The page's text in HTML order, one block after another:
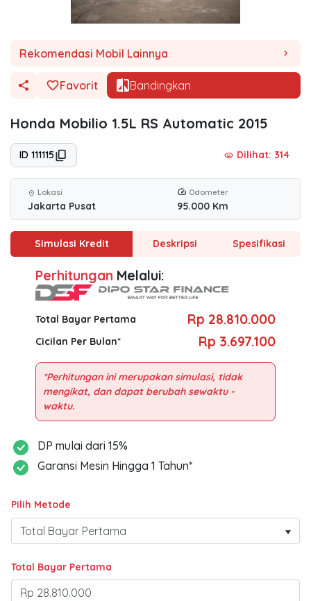
Rekomendasi Mobil Lainnya chevron_right
Favorit Bandingkan
Honda Mobilio 1.5L RS Automatic 2015
ID 111115 visibility Dilihat: 314
location_on Lokasi
Jakarta Pusat
Odometer
95.000 Km
Simulasi Kredit Deskripsi Spesifikasi
Perhitungan Melalui:
Total Bayar Pertama Rp 28.810.000
Cicilan Per Bulan* Rp 3.697.100
*Perhitungan ini merupakan simulasi, tidak
mengikat, dan dapat berubah sewaktu -
DP mulai dari 15%
Garansi Mesin Hingga 1 Tahun*
Pilih Metode
Total Bayar Pertama